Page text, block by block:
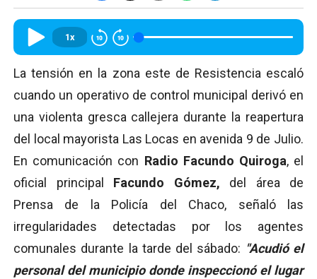
1x
La tensión en la zona este de Resistencia escaló
cuando un operativo de control municipal derivó en
una violenta gresca callejera durante la reapertura
del local mayorista Las Locas en avenida 9 de Julio.
En comunicación con Radio Facundo Quiroga, el
oficial principal Facundo Gómez, del área de
Prensa de la Policía del Chaco, señaló
las
irregularidades detectadas por los agentes
comunales durante la tarde del sábado: "Acudió el
personal del municipio donde inspeccionó el lugar